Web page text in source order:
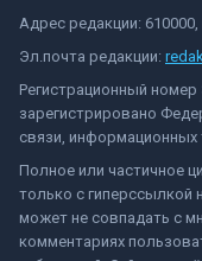
Адрес редакции:
Эл.почта редакции:
Регистрационный
зарегистрировано
связи, информационных
Полное или частичное
только с гиперссылкой
может не совпадать с
комментариях